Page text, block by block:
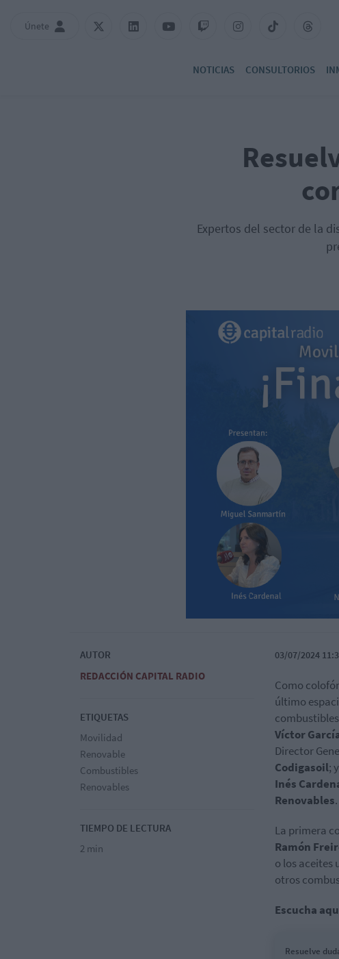
Únete
NOTICIAS CONSULTORIOS
Expertos del sector de la
AUTOR
REDACCIÓN CAPITAL RADIO
ETIQUETAS
Movilidad
Renovable
Combustibles
Renovables
TIEMPO DE LECTURA
2 min
03/07/2024
Como
último
Víctor
Director
Codigasoil; y
Inés
Renovables.
La primera
Ramón
o los aceites
otros
Escucha
Resuelve